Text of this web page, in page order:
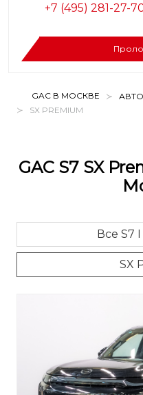
+7 (495) 281-27-
GAC В МОСКВЕ
SX PREMIUM
GAC S7 SX
Все S7
SX